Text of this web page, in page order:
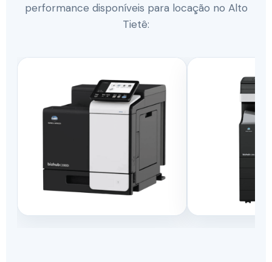
performance disponíveis para locação no Alto
Tietê: